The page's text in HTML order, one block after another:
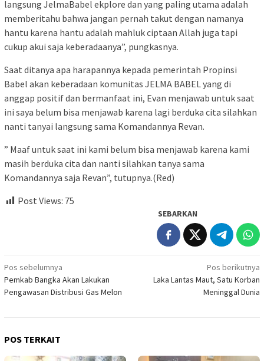
langsung JelmaBabel ekplore dan yang paling utama adalah
memberitahu bahwa jangan pernah takut dengan namanya
hantu karena hantu adalah mahluk ciptaan Allah juga tapi
cukup akui saja keberadaanya”, pungkasnya.
Saat ditanya apa harapannya kepada pemerintah Propinsi
Babel akan keberadaan komunitas JELMA BABEL yang di
anggap positif dan bermanfaat ini, Evan menjawab untuk saat
ini saya belum bisa menjawab karena lagi berduka cita silahkan
nanti tanyai langsung sama Komandannya Revan.
” Maaf untuk saat ini kami belum bisa menjawab karena kami
masih berduka cita dan nanti silahkan tanya sama
Komandannya saja Revan”, tutupnya.(Red)
Post Views: 75
SEBARKAN
Navigasi
pos
Pos sebelumnya
Pemkab Bangka Akan Lakukan
Pengawasan Distribusi Gas Melon
Pos berikutnya
Laka Lantas Maut, Satu Korban
Meninggal Dunia
POS TERKAIT